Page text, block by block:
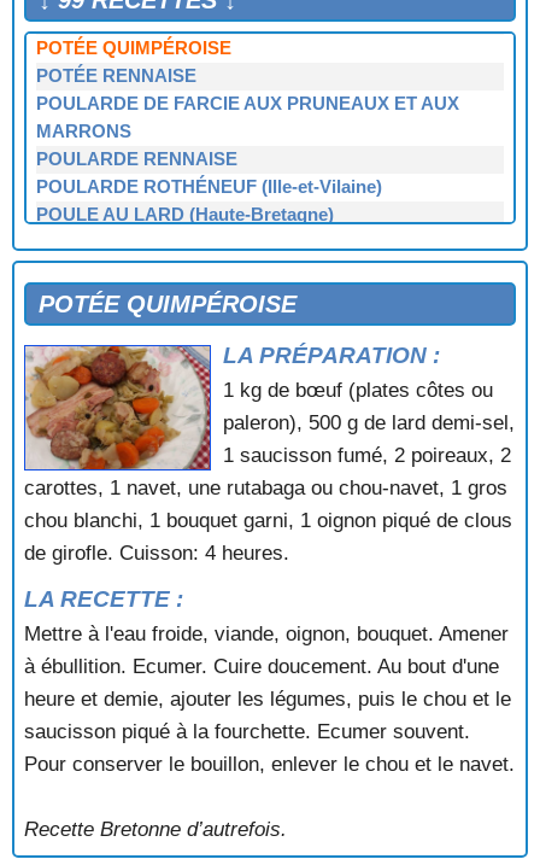
POTÉE DE PLEURTUIT (Côtes-d'Armor)
POTÉE QUIMPÉROISE
POTÉE RENNAISE
POULARDE DE FARCIE AUX PRUNEAUX ET AUX
MARRONS
POULARDE RENNAISE
POULARDE ROTHÉNEUF (Ille-et-Vilaine)
POULE AU LARD (Haute-Bretagne)
POULET BROCÉLIANDE AUX CÈPES
RÂBLES DE LAPEREAU AU MUSCADET
RAGOUT
RAGOUT BIGOUDEN dit: Ragoût de choux
RAGOÛT DE LOCTUDY dit: Ragoût de chou
RAGOÛT DE MOUTON AUX KUNPOD
RILLETTES DE LAPIN DE MARIE COUÉRY PIPRIAC
ROGNONS DE VEAU AU LARD (Haute-Bretagne)
RÔTI DE PORC à la mode de HAUTE-BRETAGNE
RÔTI DE PORC EN SANGLIER (Haute-Bretagne)
RÔTI NANTAIS
SAUCISSES AU MUSCADET
SAUCISSES AUX CHOUX
SAUCISSES AUX CHOUX EN TERRINE
SAUCISSES AUX MARRONS DE REDON
SAUCISSES AUX POMMES Broons (Côtes-d’Armor)
SAUCISSES POUR HORS-D'ŒUVRE
TERRINE DE LAPEREAUX PENTHIÈVRE
TERRINE DE SAINT-JOUAN DES GUÉRÊTS
POTÉE QUIMPÉROISE
LA PRÉPARATION :
1 kg de bœuf (plates côtes ou
paleron), 500 g de lard demi-sel,
1 saucisson fumé, 2 poireaux, 2
carottes, 1 navet, une rutabaga ou chou-navet, 1 gros
chou blanchi, 1 bouquet garni, 1 oignon piqué de clous
de girofle. Cuisson: 4 heures.
LA RECETTE :
Mettre à l'eau froide, viande, oignon, bouquet. Amener
à ébullition. Ecumer. Cuire doucement. Au bout d'une
heure et demie, ajouter les légumes, puis le chou et le
saucisson piqué à la fourchette. Ecumer souvent.
Pour conserver le bouillon, enlever le chou et le navet.
Recette Bretonne d’autrefois.